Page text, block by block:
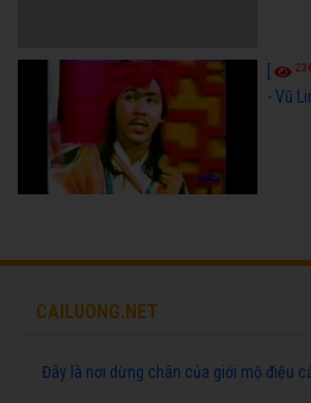
- Vũ
CAILUONG.NET
Đây là nơi dừng chân của giới mộ điệu